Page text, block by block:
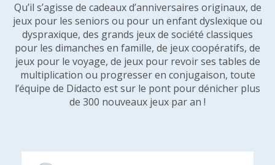
Qu’il s’agisse de cadeaux d’anniversaires originaux, de
jeux pour les seniors ou pour un enfant dyslexique ou
dyspraxique, des grands jeux de société classiques
pour les dimanches en famille, de jeux coopératifs, de
jeux pour le voyage, de jeux pour revoir ses tables de
multiplication ou progresser en conjugaison, toute
l’équipe de Didacto est sur le pont pour dénicher plus
de 300 nouveaux jeux par an !